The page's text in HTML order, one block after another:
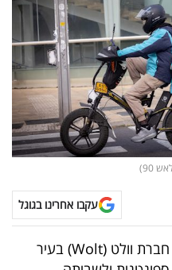
90)
עקבו אחרינו בגוגל
דרמה בענף המשלוחים: שליחי חברת וולט (Wolt) בעיר